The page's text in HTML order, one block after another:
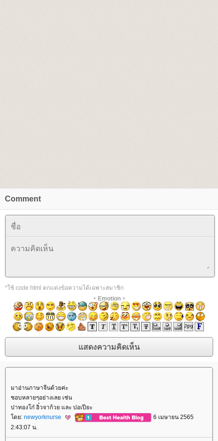
Comment
*ใช้ code html ตกแต่งข้อความได้เฉพาะสมาชิก
+ Emotion+
มาอ่านภาษาจีนด้วยค่ะ
ชอบหลายๆอย่างเลย เช่น
ปาทองโก๋ อิ๋วจาก้วย และ ปอเปียะ
ดย: newyorknurse
6 เมษายน 2565
2:43:07 น.